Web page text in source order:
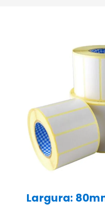
Largura: